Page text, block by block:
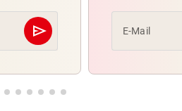
send
Abschicken E-Mail